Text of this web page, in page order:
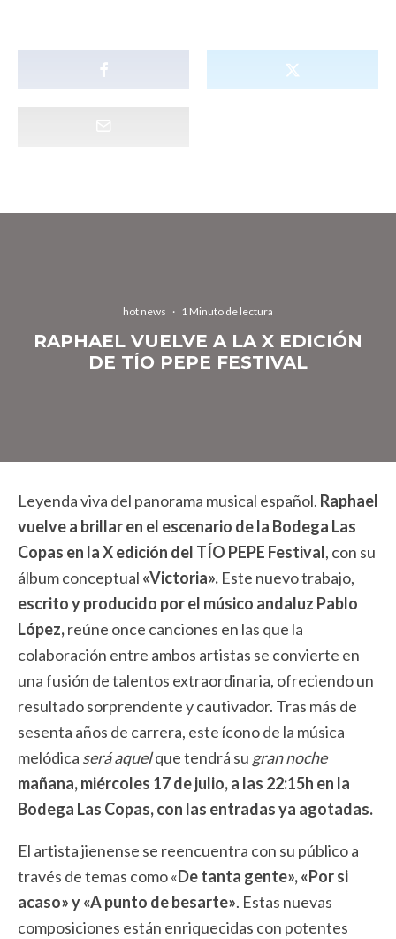
hot news · 1 Minuto de lectura
RAPHAEL VUELVE A LA X EDICIÓN
DE TÍO PEPE FESTIVAL
Leyenda viva del panorama musical español. Raphael
vuelve a brillar en el escenario de la Bodega Las
Copas en la X edición del TÍO PEPE Festival, con su
álbum conceptual «Victoria». Este nuevo trabajo,
escrito y producido por el músico andaluz Pablo
López,reúne once canciones en las que la
colaboración entre ambos artistas se convierte en
una fusión de talentos extraordinaria, ofreciendo un
resultado sorprendente y cautivador. Tras más de
sesenta años de carrera, este ícono de la música
melódica será aquelque tendrá su gran noche
mañana, miércoles 17 de julio, a las 22:15h en la
Bodega Las Copas, con las entradas ya agotadas.
El artista jienense se reencuentra con su público a
través de temas como «De tanta gente», «Por si
acaso» y «A punto de besarte». Estas nuevas
composiciones están enriquecidas con potentes